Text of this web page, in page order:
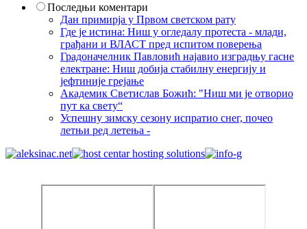
Последњи коментари
Дан примирја у Првом светском рату
Где је истина: Ниш у огледалу протеста - млади,
грађани и ВЛАСТ пред испитом поверења
Градоначелник Павловић најавио изградњу гасне
електране: Ниш добија стабилну енергију и
јефтиније грејање
Академик Светислав Божић: "Ниш ми је отворио
пут ка свету“
Успешну зимску сезону испратио снег, почео
летњи ред летења -